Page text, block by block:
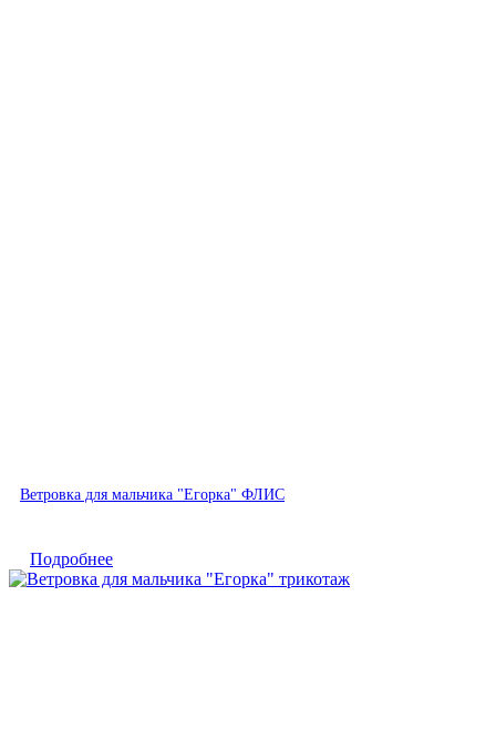
Ветровка для мальчика "Егорка" ФЛИС
Подробнее